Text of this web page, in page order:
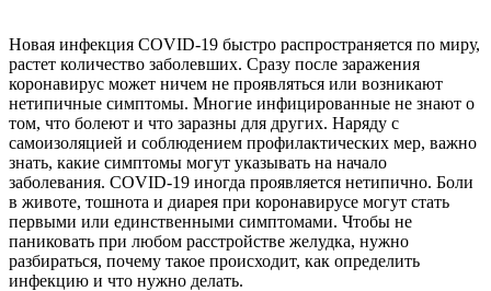
Новая инфекция COVID-19 быстро распространяется по миру,
растет количество заболевших. Сразу после заражения
коронавирус может ничем не проявляться или возникают
нетипичные симптомы. Многие инфицированные не знают о
том, что болеют и что заразны для других. Наряду с
самоизоляцией и соблюдением профилактических мер, важно
знать, какие симптомы могут указывать на начало
заболевания. COVID-19 иногда проявляется нетипично. Боли
в животе, тошнота и диарея при коронавирусе могут стать
первыми или единственными симптомами. Чтобы не
паниковать при любом расстройстве желудка, нужно
разбираться, почему такое происходит, как определить
инфекцию и что нужно делать.